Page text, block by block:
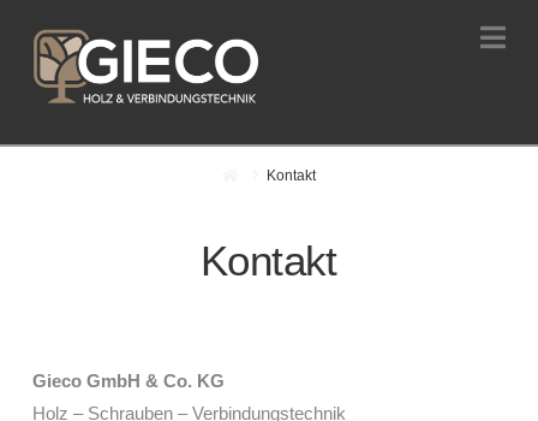
HomeKontakt
Kontakt
Gieco GmbH & Co. KG
Holz – Schrauben – Verbindungstechnik